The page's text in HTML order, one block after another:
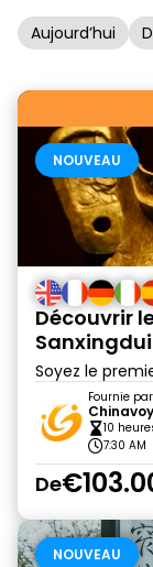
Aujourd’hui
NOUVEAU
Découvrir
Sanxingdui
Soyez le
Fournie par
10
7:30 AM
De
NOUVEAU